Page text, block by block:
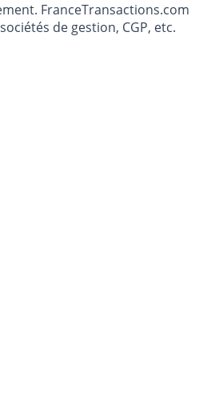
FranceTransactions.com
de gestion, CGP, etc.